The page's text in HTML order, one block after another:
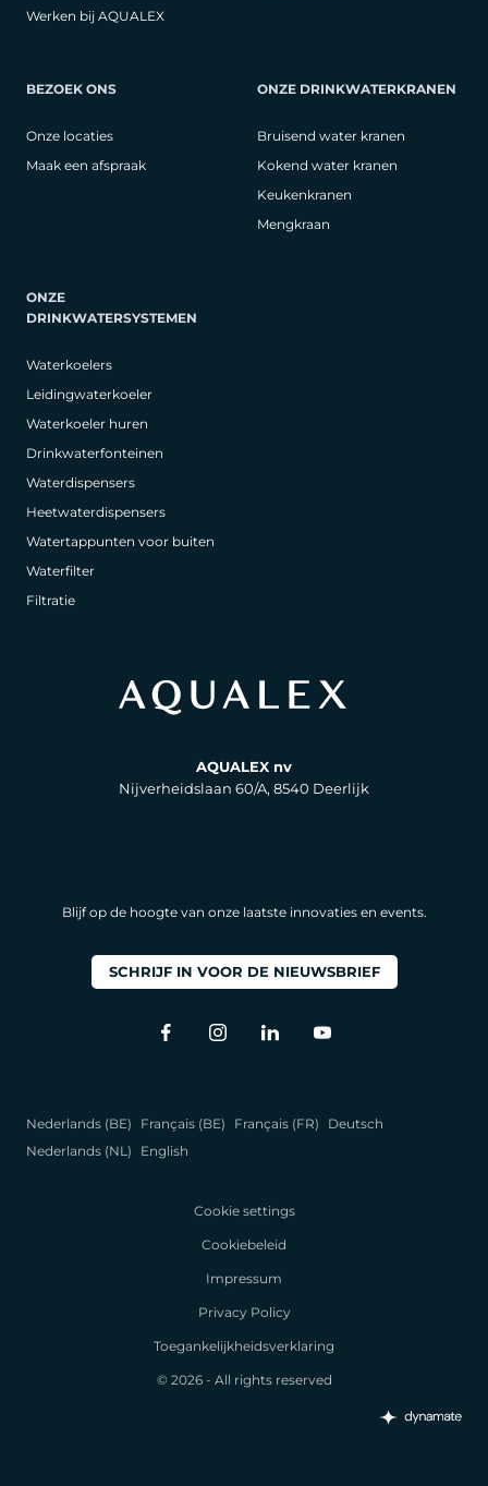
Werken bij AQUALEX
BEZOEK ONS
Onze locaties
Maak een afspraak
ONZE DRINKWATERKRANEN
Bruisend water kranen
Kokend water kranen
Keukenkranen
Mengkraan
ONZE
DRINKWATERSYSTEMEN
Waterkoelers
Leidingwaterkoeler
Waterkoeler huren
Drinkwaterfonteinen
Waterdispensers
Heetwaterdispensers
Watertappunten voor buiten
Waterfilter
Filtratie
AQUALEX nv
Nijverheidslaan 60/A, 8540 Deerlijk
Blijf op de hoogte van onze laatste innovaties en events.
SCHRIJF IN VOOR DE NIEUWSBRIEF
Nederlands (BE) Français (BE) Français (FR)
Deutsch
Nederlands (NL)
English
Cookie settings
Cookiebeleid
Impressum
Privacy Policy
Toegankelijkheidsverklaring
© 2026 - All rights reserved